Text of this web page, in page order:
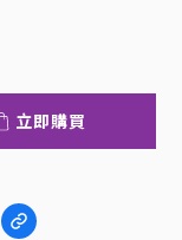
立即購買